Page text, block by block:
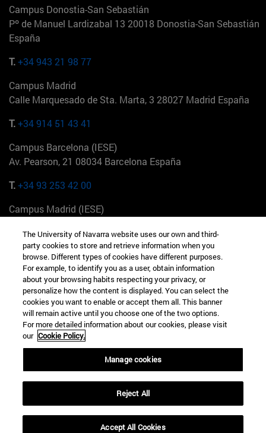
Campus Donostia-San Sebastián
Pº de Manuel Lardizabal 13 20018 Donostia-San Sebastián
España
T.+34 943 21 98 77
Campus Madrid
Calle Marquesado de Sta. Marta, 3 28027 Madrid España
T.+34 914 51 43 41
Campus Barcelona (IESE)
Av. Pearson, 21 08034 Barcelona España
T.+34 93 253 42 00
Campus Madrid (IESE)
+34 912 11 30 00
Campus Nueva York (IESE)
165 W 57th St 10019-2201 Nueva York EE.UU
+1 646 346 8850
Campus Munich (IESE)
Maria-Theresia-Straße 15 81675 Múnich Alemania
+49 89 24209790
Campus Sao Paulo (IESE)
Rua Martiniano de Carvalho, 573 01321001 Bela Vista Brasil
The University of Navarra website uses our own and third-
party cookies to store and retrieve information when you
browse. Different types of cookies have different purposes.
For example, to identify you as a user, obtain information
about your browsing habits respecting your privacy, or
personalize how the content is displayed. You can select the
cookies you want to enable or accept them all. This banner
will remain active until you choose one of the two options.
For more detailed information about our cookies, please visit
our Cookie Policy.
Manage cookies
Reject All
Accept All Cookies